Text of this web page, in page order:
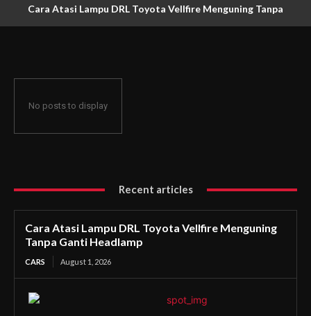
Cara Atasi Lampu DRL Toyota Vellfire Menguning Tanpa
No posts to display
Recent articles
Cara Atasi Lampu DRL Toyota Vellfire Menguning
Tanpa Ganti Headlamp
CARS August 1, 2026